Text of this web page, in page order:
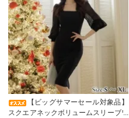
【ビッグサマーセール対象品】
スクエアネックボリュームスリーブワ